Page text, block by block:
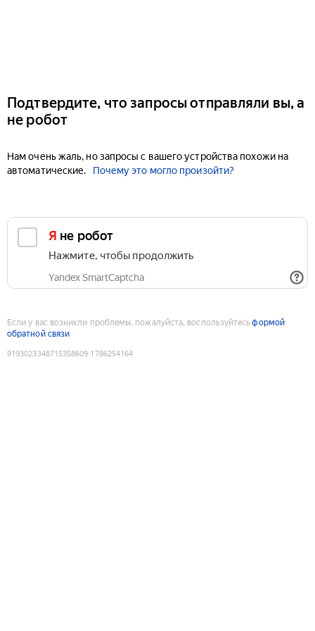
Подтвердите, что запросы отправляли вы, а
не робот
Нам очень жаль, но запросы с вашего устройства похожи на
автоматические.
Почему это могло произойти?
Я не робот
Нажмите, чтобы продолжить
Yandex SmartCaptcha
Если у вас возникли проблемы, пожалуйста, воспользуйтесьформой
обратной связи
9193023348715358609:1786254164